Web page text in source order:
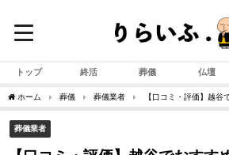
トップ 終活 葬儀 仏壇
ホーム 葬儀 葬儀業者 【口コミ・評価】越谷
葬儀業者